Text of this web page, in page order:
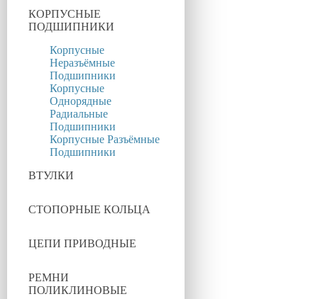
КОРПУСНЫЕ
ПОДШИПНИКИ
Корпусные
Неразъёмные
Подшипники
Корпусные
Однорядные
Радиальные
Подшипники
Корпусные Разъёмные
Подшипники
ВТУЛКИ
СТОПОРНЫЕ КОЛЬЦА
ЦЕПИ ПРИВОДНЫЕ
РЕМНИ
ПОЛИКЛИНОВЫЕ